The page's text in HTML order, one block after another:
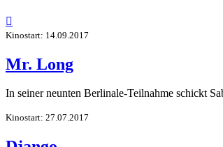

Kinostart: 14.09.2017
Mr. Long
In seiner neunten Berlinale-Teilnahme schickt
Kinostart: 27.07.2017